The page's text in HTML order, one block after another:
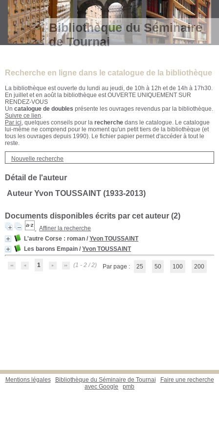
Bibliothèque du Séminaire
de Tournai
Recherche en ligne dans le catalogue de la bibliothèque
La bibliothèque est ouverte du lundi au jeudi, de 10h à 12h et de 14h à 17h30.
En juillet et en août la bibliothèque est OUVERTE UNIQUEMENT SUR
RENDEZ-VOUS
Un catalogue de doubles présente les ouvrages revendus par la bibliothèque.
Suivre ce lien.
Par ici, quelques conseils pour la recherche dans le catalogue. Le catalogue
lui-même ne comprend pour le moment qu'un petit tiers de la bibliothèque (et
tous les ouvrages depuis 1990). Le fichier papier permet d'accéder à tout le
reste.
Nouvelle recherche
Détail de l'auteur
Auteur Yvon TOUSSAINT (1933-2013)
Documents disponibles écrits par cet auteur (2)
Affiner la recherche
L'autre Corse : roman / Yvon TOUSSAINT
Les barons Empain / Yvon TOUSSAINT
1 (1 - 2 / 2) Par page : 25 50 100 200
Mentions légales Bibliothèque du Séminaire de Tournai
Faire une recherche
avec Google
pmb